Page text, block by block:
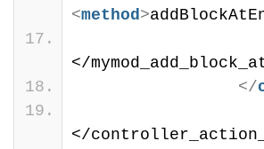
<method>
</
</
</